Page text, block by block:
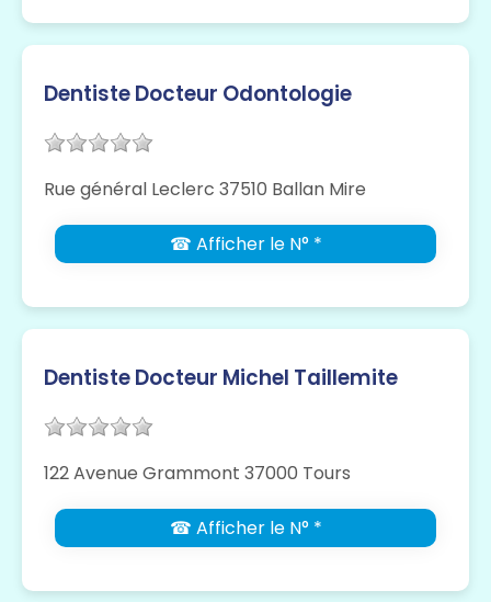
Dentiste Docteur Odontologie
Rue général Leclerc 37510 Ballan Mire
☎ Afficher le N° *
Dentiste Docteur Michel Taillemite
122 Avenue Grammont 37000 Tours
☎ Afficher le N° *